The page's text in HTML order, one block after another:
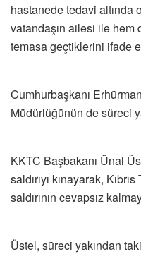
hastanede tedavi altında
vatandaşın ailesi ile
temasa geçtiklerini ifade
Cumhurbaşkanı
Müdürlüğünün de süreci
KKTC Başbakanı Ünal
saldırıyı kınayarak,
saldırının cevapsız
Üstel, süreci yakından